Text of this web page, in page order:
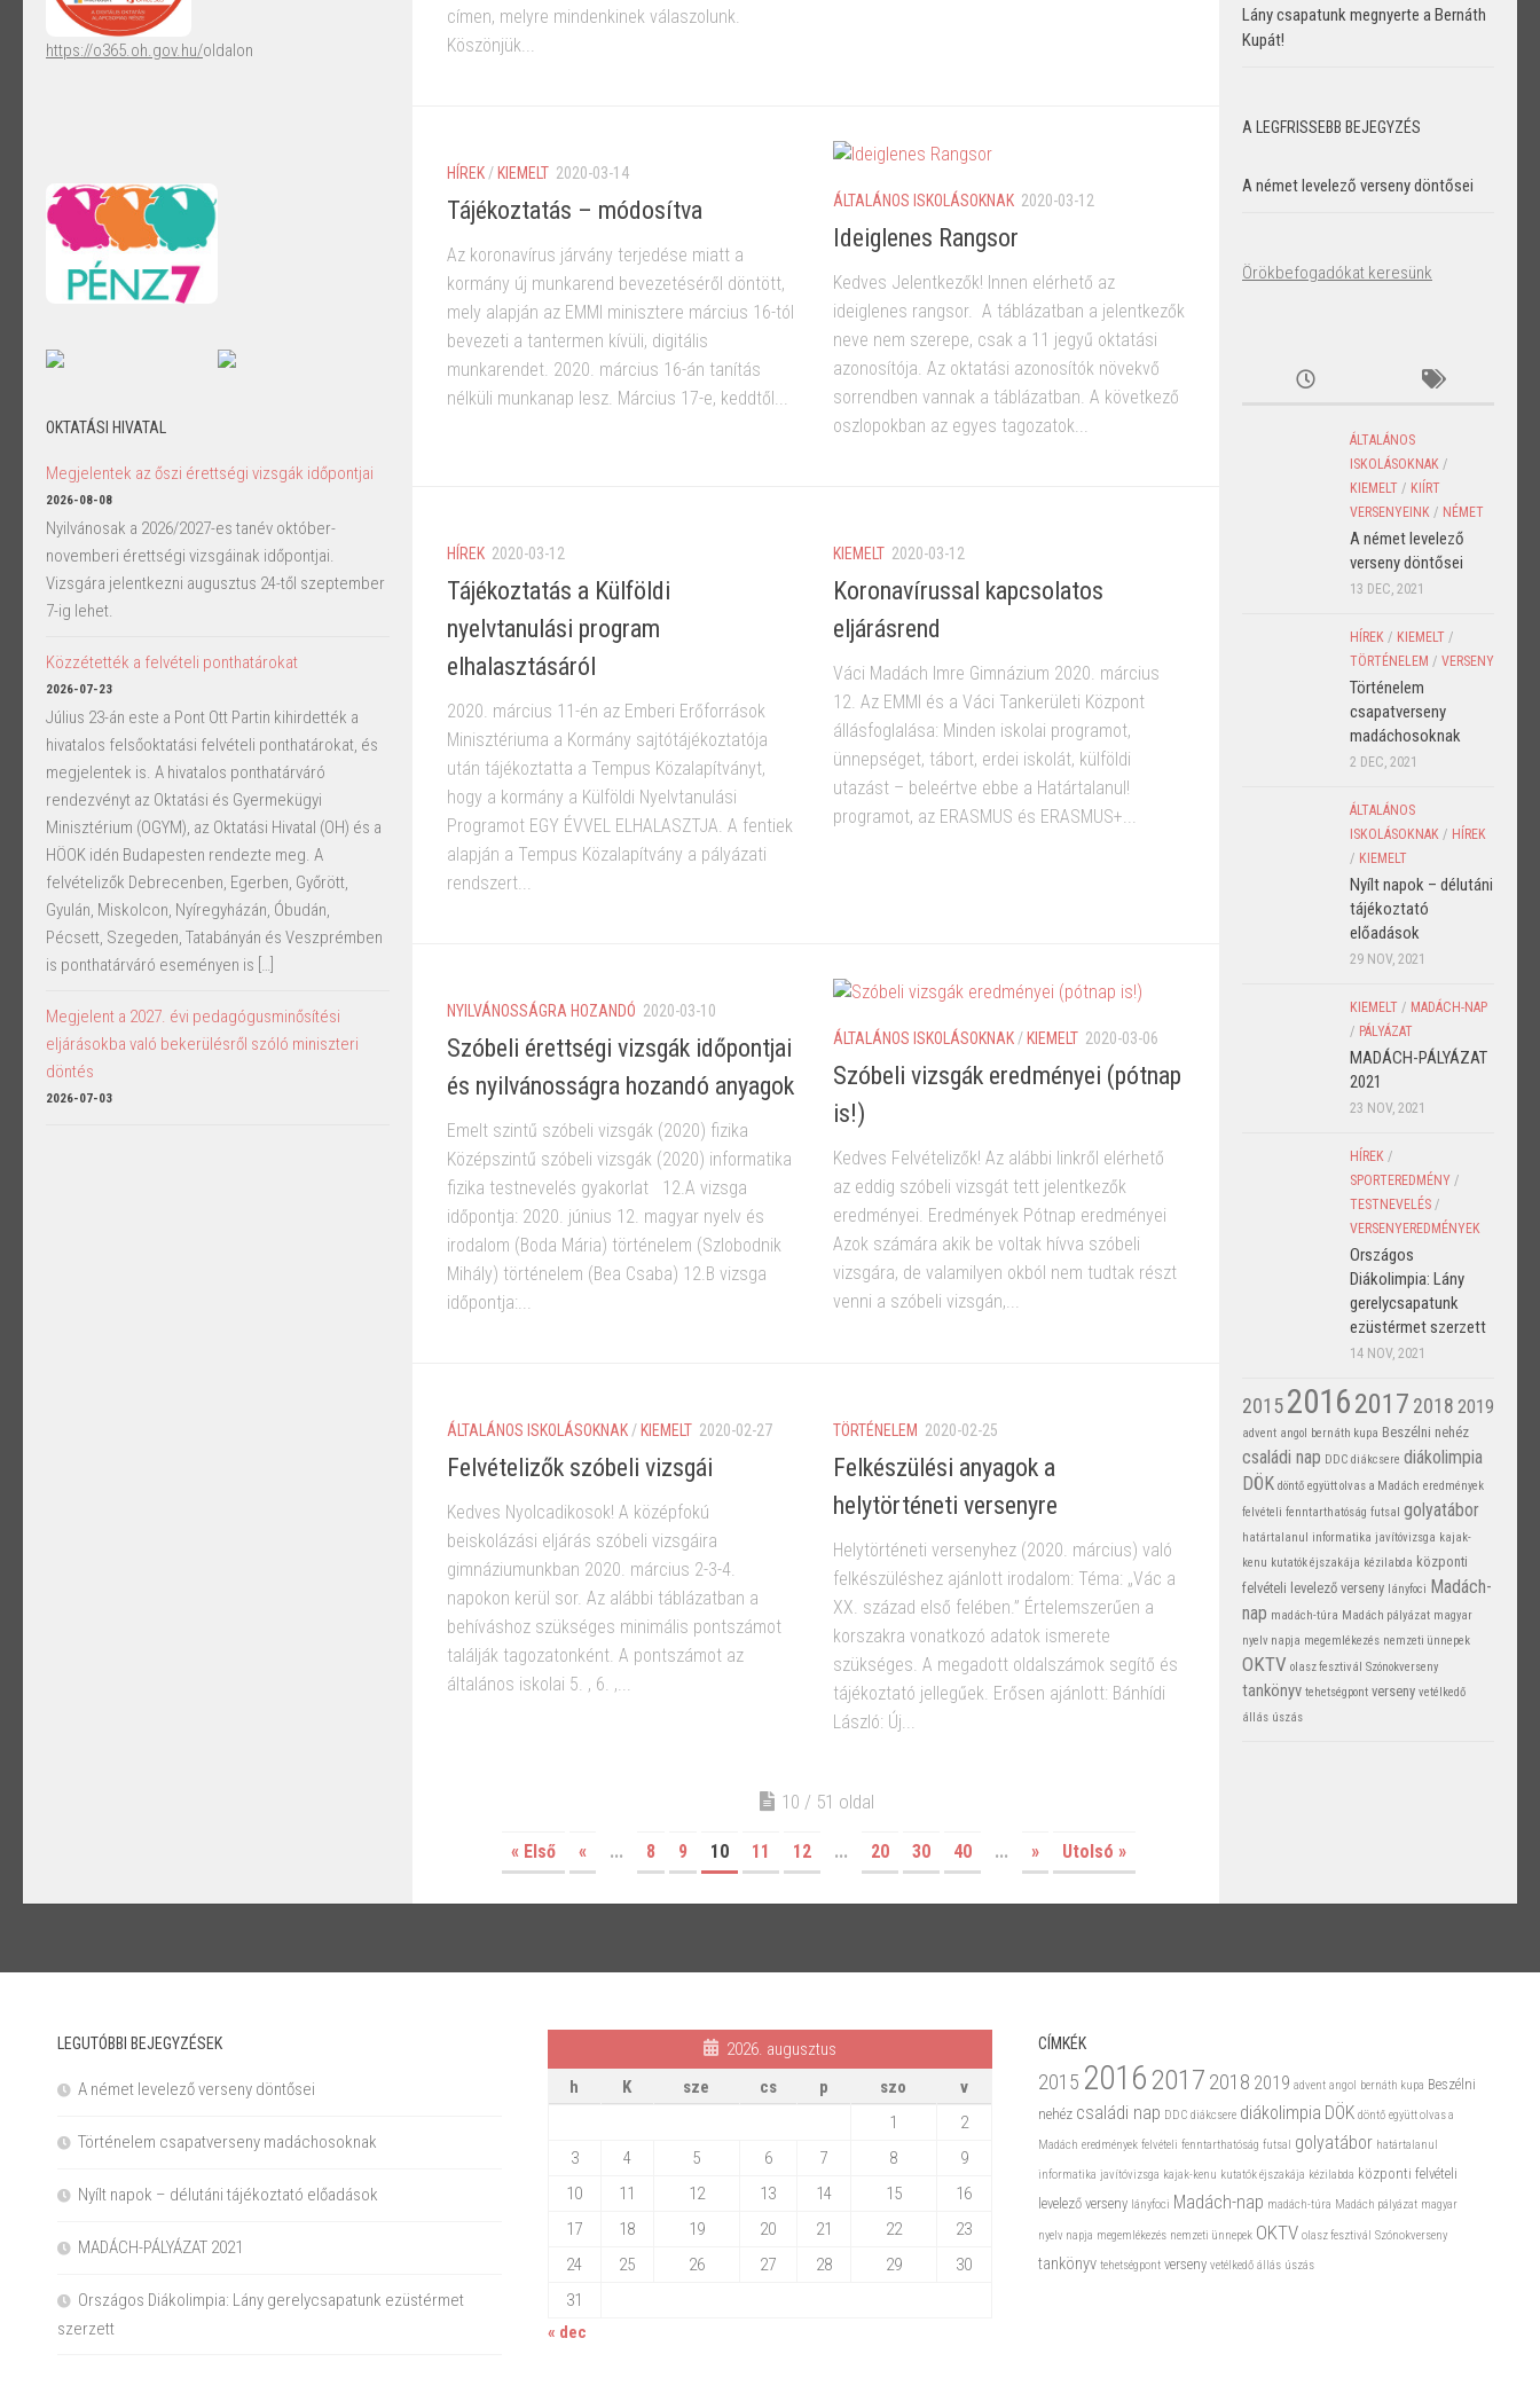
címen, melyre mindenkinek válaszolunk.
Köszönjük...
HÍREK /KIEMELT 2020-03-14
Tájékoztatás – módosítva
Az koronavírus járvány terjedése miatt a
kormány új munkarend bevezetéséről döntött,
mely alapján az EMMI minisztere március 16-tól
bevezeti a tantermen kívüli, digitális
munkarendet. 2020. március 16-án tanítás
nélküli munkanap lesz. Március 17-e, keddtől...
ÁLTALÁNOS ISKOLÁSOKNAK 2020-03-12
Ideiglenes Rangsor
Kedves Jelentkezők! Innen elérhető az
ideiglenes rangsor. A táblázatban a jelentkezők
neve nem szerepe, csak a 11 jegyű oktatási
azonosítója. Az oktatási azonosítók növekvő
sorrendben vannak a táblázatban. A következő
oszlopokban az egyes tagozatok...
HÍREK 2020-03-12
Tájékoztatás a Külföldi
nyelvtanulási program
elhalasztásáról
2020. március 11-én az Emberi Erőforrások
Minisztériuma a Kormány sajtótájékoztatója
után tájékoztatta a Tempus Közalapítványt,
hogy a kormány a Külföldi Nyelvtanulási
Programot EGY ÉVVEL ELHALASZTJA. A fentiek
alapján a Tempus Közalapítvány a pályázati
rendszert...
KIEMELT 2020-03-12
Koronavírussal kapcsolatos
eljárásrend
Váci Madách Imre Gimnázium 2020. március
12. Az EMMI és a Váci Tankerületi Központ
állásfoglalása: Minden iskolai programot,
ünnepséget, tábort, erdei iskolát, külföldi
utazást – beleértve ebbe a Határtalanul!
programot, az ERASMUS és ERASMUS+...
NYILVÁNOSSÁGRA HOZANDÓ 2020-03-10
Szóbeli érettségi vizsgák időpontjai
és nyilvánosságra hozandó anyagok
Emelt szintű szóbeli vizsgák (2020) fizika
Középszintű szóbeli vizsgák (2020) informatika
fizika testnevelés gyakorlat 12.A vizsga
időpontja: 2020. június 12. magyar nyelv és
irodalom (Boda Mária) történelem (Szlobodnik
Mihály) történelem (Bea Csaba) 12.B vizsga
időpontja:...
ÁLTALÁNOS ISKOLÁSOKNAK / KIEMELT 2020-03-06
Szóbeli vizsgák eredményei (pótnap
is!)
Kedves Felvételizők! Az alábbi linkről elérhető
az eddig szóbeli vizsgát tett jelentkezők
eredményei. Eredmények Pótnap eredményei
Azok számára akik be voltak hívva szóbeli
vizsgára, de valamilyen okból nem tudtak részt
venni a szóbeli vizsgán,...
ÁLTALÁNOS ISKOLÁSOKNAK / KIEMELT 2020-02-27
Felvételizők szóbeli vizsgái
Kedves Nyolcadikosok! A középfokú
beiskolázási eljárás szóbeli vizsgáira
gimnáziumunkban 2020. március 2-3-4.
napokon kerül sor. Az alábbi táblázatban a
behíváshoz szükséges minimális pontszámot
találják tagozatonként. A pontszámot az
általános iskolai 5. , 6. ,...
TÖRTÉNELEM 2020-02-25
Felkészülési anyagok a
helytörténeti versenyre
Helytörténeti versenyhez (2020. március) való
felkészüléshez ajánlott irodalom: Téma: „Vác a
XX. század első felében.” Értelemszerűen a
korszakra vonatkozó adatok ismerete
szükséges. A megadott oldalszámok segítő és
tájékoztató jellegűek. Erősen ajánlott: Bánhídi
László: Új...
10 / 51 oldal
« Első « ... 8 9 10 11 12 ... 20 30 40 ... » Utolsó »
https://o365.oh.gov.hu/oldalon
OKTATÁSI HIVATAL
Megjelentek az őszi érettségi vizsgák időpontjai
2026-08-08
Nyilvánosak a 2026/2027-es tanév október-
novemberi érettségi vizsgáinak időpontjai.
Vizsgára jelentkezni augusztus 24-től szeptember
7-ig lehet.
Közzétették a felvételi ponthatárokat
2026-07-23
Július 23-án este a Pont Ott Partin kihirdették a
hivatalos felsőoktatási felvételi ponthatárokat, és
megjelentek is. A hivatalos ponthatárváró
rendezvényt az Oktatási és Gyermekügyi
Minisztérium (OGYM), az Oktatási Hivatal (OH) és a
HÖOK idén Budapesten rendezte meg. A
felvételizők Debrecenben, Egerben, Győrött,
Gyulán, Miskolcon, Nyíregyházán, Óbudán,
Pécsett, Szegeden, Tatabányán és Veszprémben
is ponthatárváró eseményen is […]
Megjelent a 2027. évi pedagógusminősítési
eljárásokba való bekerülésről szóló miniszteri
döntés
2026-07-03
Lány csapatunk megnyerte a Bernáth
Kupát!
A LEGFRISSEBB BEJEGYZÉS
A német levelező verseny döntősei
Örökbefogadókat keresünk
ÁLTALÁNOS
ISKOLÁSOKNAK /
KIEMELT / KIÍRT
VERSENYEINK / NÉMET
A német levelező
verseny döntősei
13 DEC, 2021
HÍREK / KIEMELT /
TÖRTÉNELEM / VERSENY
Történelem
csapatverseny
madáchosoknak
2 DEC, 2021
ÁLTALÁNOS
ISKOLÁSOKNAK / HÍREK
/ KIEMELT
Nyílt napok – délutáni
tájékoztató
előadások
29 NOV, 2021
KIEMELT / MADÁCH-NAP
/ PÁLYÁZAT
MADÁCH-PÁLYÁZAT
2021
23 NOV, 2021
HÍREK /
SPORTEREDMÉNY /
TESTNEVELÉS /
VERSENYEREDMÉNYEK
Országos
Diákolimpia: Lány
gerelycsapatunk
ezüstérmet szerzett
14 NOV, 2021
201520162017 2018 2019
advent angol bernáth kupa Beszélni nehéz
családi nap DDC diákcsere diákolimpia
DÖK döntő együtt olvas a Madách eredmények
felvételi fenntarthatóság futsal golyatábor
határtalanul informatika javítóvizsga kajak-
kenu kutatók éjszakája kézilabda központi
felvételi levelező verseny lányfoci Madách-
nap madách-túra Madách pályázat magyar
nyelv napja megemlékezés nemzeti ünnepek
OKTV olasz fesztivál Szónokverseny
tankönyv tehetségpont verseny vetélkedő
állás úszás
LEGUTÓBBI BEJEGYZÉSEK
A német levelező verseny döntősei
Történelem csapatverseny madáchosoknak
Nyílt napok – délutáni tájékoztató előadások
MADÁCH-PÁLYÁZAT 2021
Országos Diákolimpia: Lány gerelycsapatunk ezüstérmet
szerzett
2026. augusztus
h
K sze cs p szo
v
1
2
3
4 5 6 7 8
9
10
11 12 13 14 15
16
17
18 19 20 21 22
23
24
25 26 27 28 29
30
31
« dec
CÍMKÉK
2015 20162017 2018 2019 advent angol bernáth kupa Beszélni
nehéz családi nap DDC diákcsere diákolimpia DÖK döntő együtt olvas a
Madách eredmények felvételi fenntarthatóság futsal golyatábor határtalanul
informatika javítóvizsga kajak-kenu kutatók éjszakája kézilabda központi felvételi
levelező verseny lányfoci Madách-nap madách-túra Madách pályázat magyar
nyelv napja megemlékezés nemzeti ünnepek OKTV olasz fesztivál Szónokverseny
tankönyv tehetségpont verseny vetélkedő állás úszás